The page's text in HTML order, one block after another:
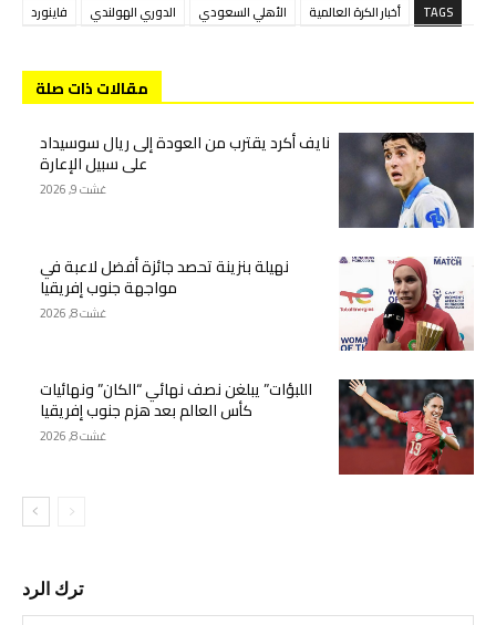
TAGS أخبار الكرة العالمية الأهلي السعودي الدوري الهولندي فاينورد
مقالات ذات صلة
نايف أكرد يقترب من العودة إلى ريال سوسيداد
على سبيل الإعارة
غشت 9, 2026
نهيلة بنزينة تحصد جائزة أفضل لاعبة في
مواجهة جنوب إفريقيا
غشت 8, 2026
اللبؤات” يبلغن نصف نهائي “الكان” ونهائيات
كأس العالم بعد هزم جنوب إفريقيا
غشت 8, 2026
ترك الرد